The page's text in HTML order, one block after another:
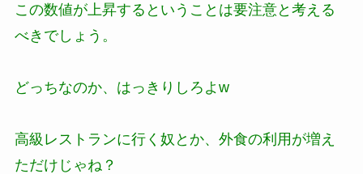
この数値が上昇するということは要注意と考える
べきでしょう。
どっちなのか、はっきりしろよw
高級レストランに行く奴とか、外食の利用が増え
ただけじゃね？